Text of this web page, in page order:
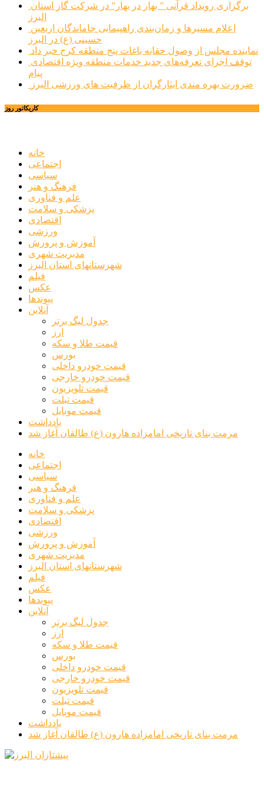
البرز
حسینی (ع) در البرز
نماینده مجلس از وصول حقابه باغات پنج منطقه کرج خبر داد
پیام
ضرورت بهره مندی ایثارگران از ظرفیت های ورزشی البرز
کاریکاتور روز
خانه
اجتماعی
سیاسی
فرهنگ و هنر
علم و فناوری
پزشکی و سلامت
اقتصادی
ورزشی
آموزش و پرورش
مدیریت شهری
شهرستانهای استان البرز
فیلم
عکس
پیوندها
آنلاین
جدول لیگ برتر
ارز
قیمت طلا و سکه
بورس
قیمت خودرو داخلی
قیمت خودرو خارجی
قیمت تلویزیون
قیمت تبلت
قیمت موبایل
یادداشت
مرمت بنای تاریخی امامزاده هارون (ع) طالقان آغاز شد
خانه
اجتماعی
سیاسی
فرهنگ و هنر
علم و فناوری
پزشکی و سلامت
اقتصادی
ورزشی
آموزش و پرورش
مدیریت شهری
شهرستانهای استان البرز
فیلم
عکس
پیوندها
آنلاین
جدول لیگ برتر
ارز
قیمت طلا و سکه
بورس
قیمت خودرو داخلی
قیمت خودرو خارجی
قیمت تلویزیون
قیمت تبلت
قیمت موبایل
یادداشت
مرمت بنای تاریخی امامزاده هارون (ع) طالقان آغاز شد